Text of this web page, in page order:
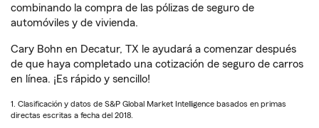
combinando la compra de las pólizas de seguro de
automóviles y de vivienda.
Cary Bohn en Decatur, TX le ayudará a comenzar después
de que haya completado una cotización de seguro de carros
en línea. ¡Es rápido y sencillo!
1. Clasificación y datos de S&P Global Market Intelligence basados en primas
directas escritas a fecha del 2018.